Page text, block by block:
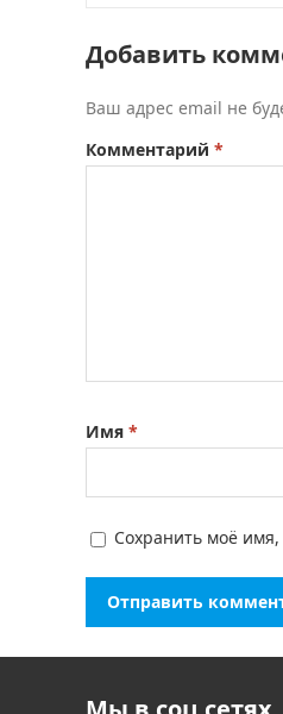
Добавить
Ваш адрес email не
Комментарий *
Имя *
Сохранить моё